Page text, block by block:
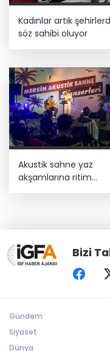
Kadınlar artık
söz sahibi oluyor
Akustik sahne yaz
akşamlarına ritim
Bizi
Gündem
Siyaset
Dünya